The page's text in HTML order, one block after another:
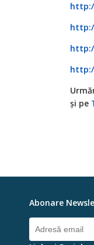
și pe
Abonare